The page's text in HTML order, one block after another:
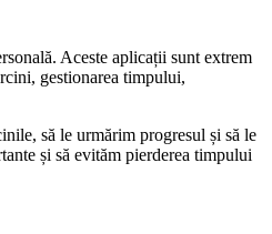
Aceste aplicații sunt extrem
gestionarea timpului,
să le urmărim progresul și să le
și să evităm pierderea timpului